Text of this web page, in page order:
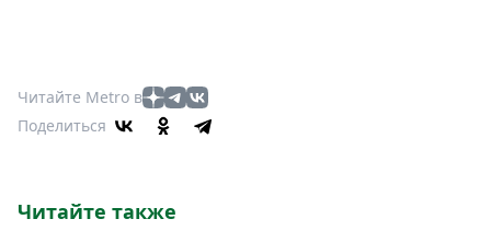
Читайте Metro в
Поделиться
Читайте также